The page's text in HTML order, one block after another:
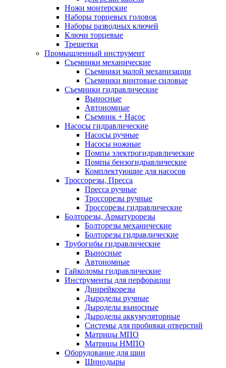
Ножи монтерские
Наборы торцевых головок
Наборы разводных ключей
Ключи торцевые
Трещетки
Промышленный инструмент
Съемники механические
Съемники малой механизации
Съемники винтовые силовые
Съемники гидравлические
Выносные
Автономные
Съемник + Насос
Насосы гидравлические
Насосы ручные
Насосы ножные
Помпы электрогидравлические
Помпы бензогидравлические
Комплектующие для насосов
Троссорезы, Пресса
Пресса ручные
Троссорезы ручные
Троссорезы гидравлические
Болторезы, Арматурорезы
Болторезы механические
Болторезы гидравлические
Трубогибы гидравлические
Выносные
Автономные
Гайколомы гидравлические
Инструменты для перфорации
Динрейкорезы
Дыроделы ручные
Дыроделы выносные
Дыроделы аккумуляторные
Системы для пробивки отверстий
Матрицы МПО
Матрицы НМПО
Оборудование для шин
Шинодыры